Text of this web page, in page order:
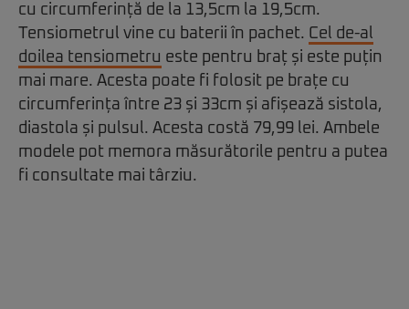
cu circumferință de la 13,5cm la 19,5cm.
Tensiometrul vine cu baterii în pachet. Cel de-al
doilea tensiometru este pentru braț și este puțin
mai mare. Acesta poate fi folosit pe brațe cu
circumferința între 23 și 33cm și afișează sistola,
diastola și pulsul. Acesta costă 79,99 lei. Ambele
modele pot memora măsurătorile pentru a putea
fi consultate mai târziu.